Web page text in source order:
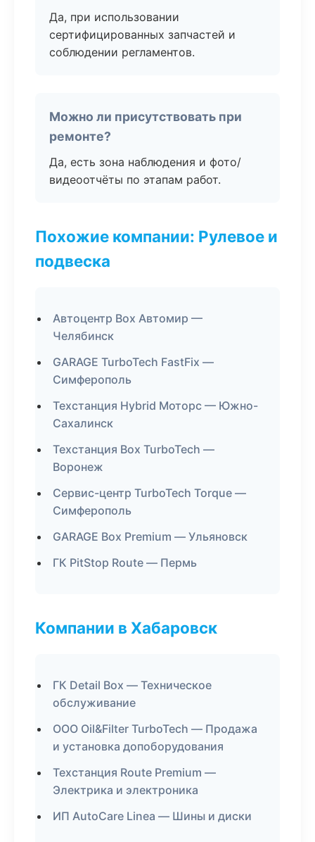
Да, при использовании
сертифицированных запчастей и
соблюдении регламентов.
Можно ли присутствовать при
ремонте?
Да, есть зона наблюдения и фото/
видеоотчёты по этапам работ.
Похожие компании: Рулевое и
подвеска
Автоцентр Box Автомир —
Челябинск
GARAGE TurboTech FastFix —
Симферополь
Техстанция Hybrid Моторс — Южно-
Сахалинск
Техстанция Box TurboTech —
Воронеж
Сервис-центр TurboTech Torque —
Симферополь
GARAGE Box Premium — Ульяновск
ГК PitStop Route — Пермь
Компании в Хабаровск
ГК Detail Box — Техническое
обслуживание
ООО Oil&Filter TurboTech — Продажа
и установка допоборудования
Техстанция Route Premium —
Электрика и электроника
ИП AutoCare Linea — Шины и диски